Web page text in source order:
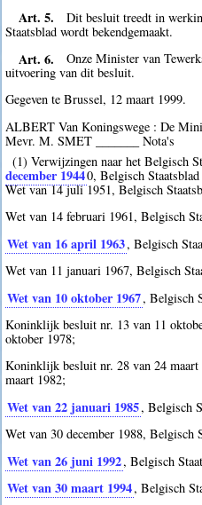
Art. 5.
Dit besluit treedt in
Staatsblad wordt bekendgemaakt.
Art. 6.
Onze Minister van
uitvoering van dit besluit.
Gegeven te Brussel, 12 maart 1999.
ALBERT Van Koningswege : De
Mevr. M. SMET _______ Nota's
(1) Verwijzingen naar het Belgisch
december 19440, Belgisch
Wet van 14 juli 1951, Belgisch
Wet van 14 februari 1961, Belgisch
Wet van 16 april 1963, Belgisch
Wet van 11 januari 1967, Belgisch
Wet van 10 oktober 1967, Belgisch
Koninklijk besluit nr. 13 van 11
oktober 1978;
Koninklijk besluit nr. 28 van 24 maart
maart 1982;
Wet van 22 januari 1985, Belgisch
Wet van 30 december 1988, Belgisch
Wet van 26 juni 1992, Belgisch
Wet van 30 maart 1994, Belgisch